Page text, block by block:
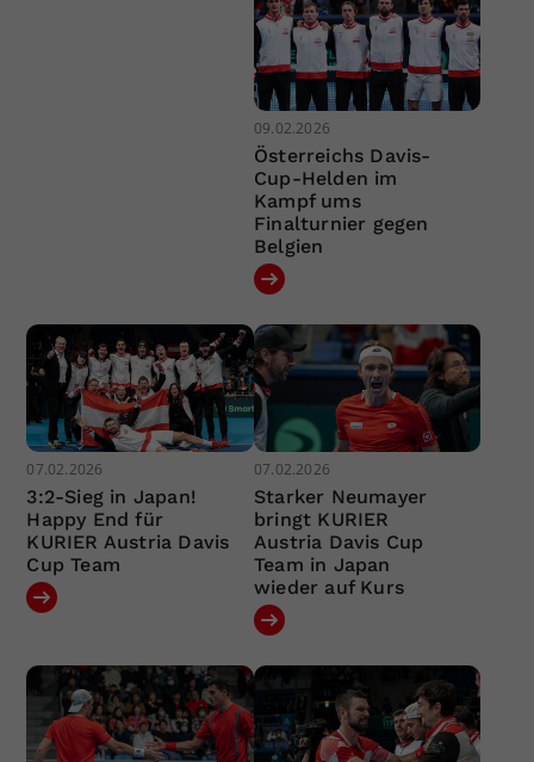
09.02.2026
Österreichs Davis-
Cup-Helden im
Kampf ums
Finalturnier gegen
Belgien
07.02.2026
3:2-Sieg in Japan!
Happy End für
KURIER Austria Davis
Cup Team
07.02.2026
Starker Neumayer
bringt KURIER
Austria Davis Cup
Team in Japan
wieder auf Kurs